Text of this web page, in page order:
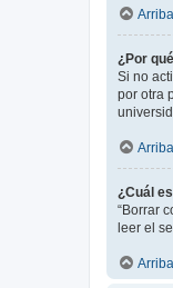
Arriba
¿Por
Si no
por otra
Arriba
¿Cuál
“Borrar
leer el
Arriba